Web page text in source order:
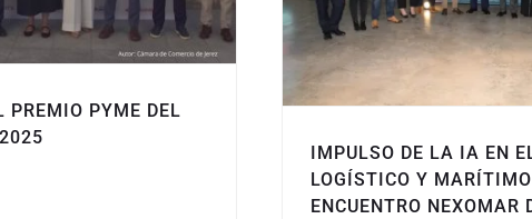
PREMIO PYME DEL
IMPULSO DE LA IA EN
LOGÍSTICO Y
ENCUENTRO NEXOMAR